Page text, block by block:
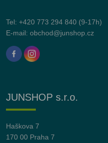
Tel: +420 773 294 840 (9-17h)
E-mail: obchod@junshop.cz
JUNSHOP s.r.o.
Haškova 7
170 00 Praha 7